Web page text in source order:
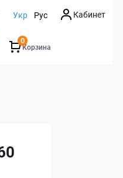
Укр Рус Кабинет
Корзина
0